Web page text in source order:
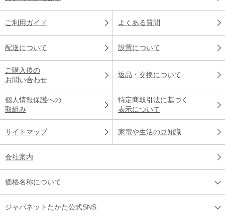
ご利用ガイド よくある質問
配送について 設置について
ご購入後の
お問い合わせ
返品・交換について
個人情報保護への
取組み
特定商取引法に基づく
表示について
サイトマップ 家電や生活の豆知識
会社案内
価格名称について
ジャパネットたかた公式SNS